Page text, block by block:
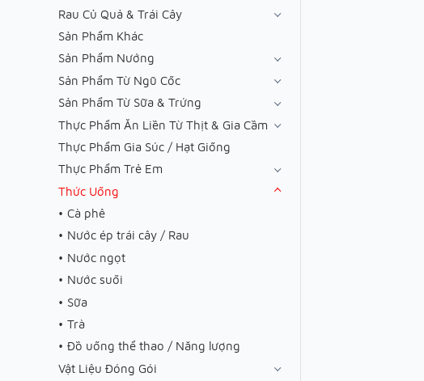
Rau Củ Quả & Trái Cây
Sản Phẩm Khác
Sản Phẩm Nướng
Sản Phẩm Từ Ngũ Cốc
Sản Phẩm Từ Sữa & Trứng
Thực Phẩm Ăn Liền Từ Thịt & Gia Cầm
Thực Phẩm Gia Súc / Hạt Giống
Thực Phẩm Trẻ Em
Thức Uống
Cà phê
Nước ép trái cây / Rau
Nước ngọt
Nước suối
Sữa
Trà
Đồ uống thể thao / Năng lượng
Vật Liệu Đóng Gói